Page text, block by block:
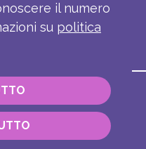
il numero
su politica